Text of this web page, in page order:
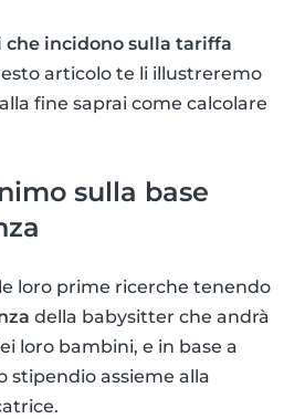
che incidono sulla tariffa
articolo te li illustreremo
fine saprai come calcolare
sulla base
loro prime ricerche tenendo
della babysitter che andrà
loro bambini, e in base a
stipendio assieme alla